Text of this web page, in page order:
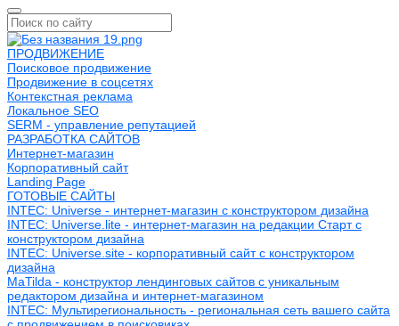
ПРОДВИЖЕНИЕ
Поисковое продвижение
Продвижение в соцсетях
Контекстная реклама
Локальное SEO
SERM - управление репутацией
РАЗРАБОТКА САЙТОВ
Интернет-магазин
Корпоративный сайт
Landing Page
ГОТОВЫЕ САЙТЫ
INTEC: Universe - интернет-магазин с конструктором дизайна
INTEC: Universe.lite - интернет-магазин на редакции Старт с
конструктором дизайна
INTEC: Universe.site - корпоративный сайт с конструктором
дизайна
MaTilda - конструктор лендинговых сайтов с уникальным
редактором дизайна и интернет-магазином
INTEC: Мультирегиональность - региональная сеть вашего сайта